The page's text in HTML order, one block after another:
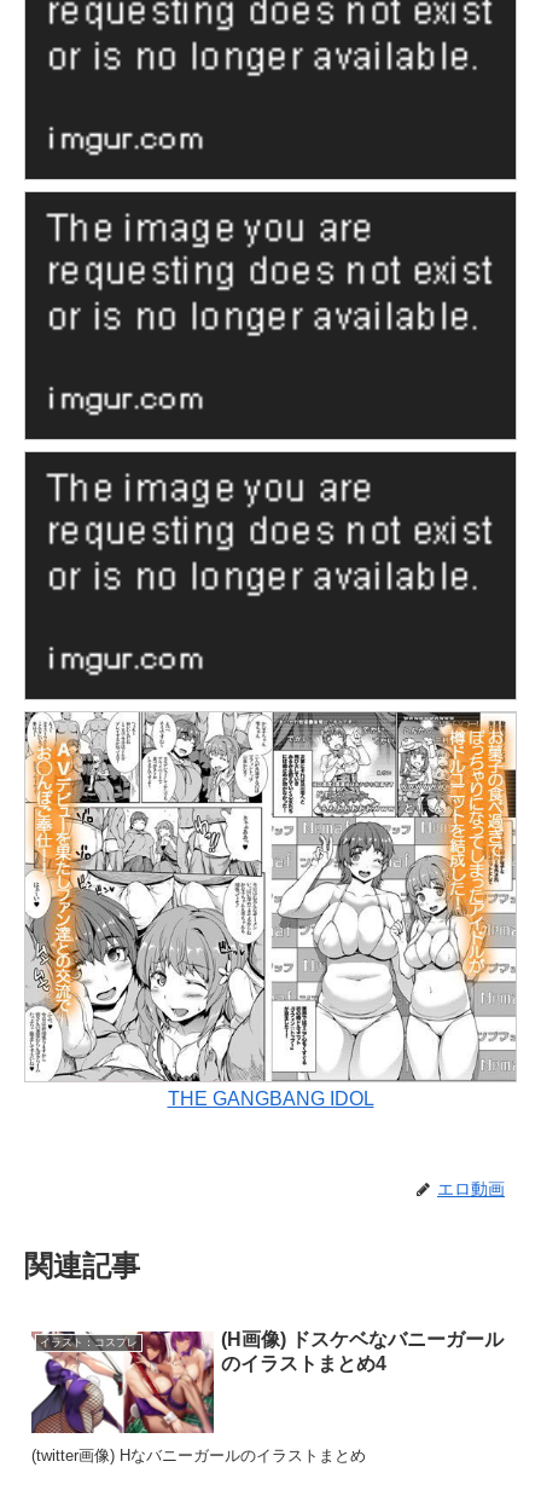
THE GANGBANG IDOL
エロ動画
関連記事
イラスト：コスプレ
(H画像) ドスケベなバニーガール
のイラストまとめ4
(twitter画像) Hなバニーガールのイラストまとめ